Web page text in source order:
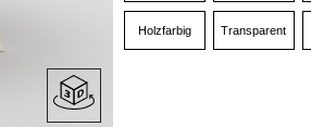
Holzfarbig Transparent